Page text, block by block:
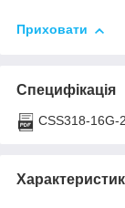
Приховати
Специфікація
CSS318-16G-